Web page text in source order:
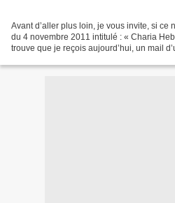
Avant d’aller plus loin, je vous invite, si ce
du 4 novembre 2011 intitulé : « Charia
trouve que je reçois aujourd’hui, un mail